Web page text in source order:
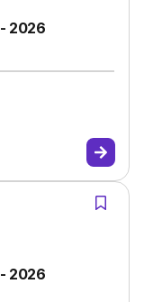
2026
2026